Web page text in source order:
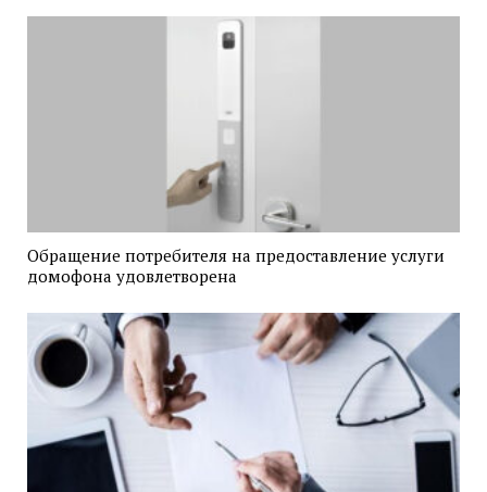
Обращение потребителя на предоставление услуги
домофона удовлетворена